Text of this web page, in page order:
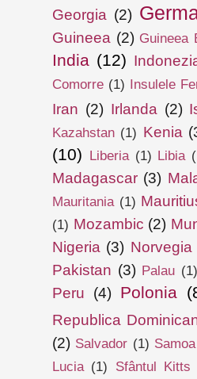
Georgia (2)
Guineea (2) Guineea
India (12)
Comorre (1) Insulele
Iran (2) Irlanda (2)
Kazahstan (1) Kenia
(10) Liberia (1) Libia
Madagascar (3)
Mauritania (1)
(1) Mozambic (2)
Nigeria (3) Norvegia
Pakistan (3) Palau (1)
Peru (4) Polonia
Republica
(2) Salvador (1) Samoa
Lucia (1) Sfântul